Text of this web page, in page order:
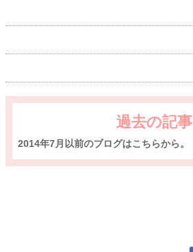
過去の記事
2014年7月以前のブログはこちらから。